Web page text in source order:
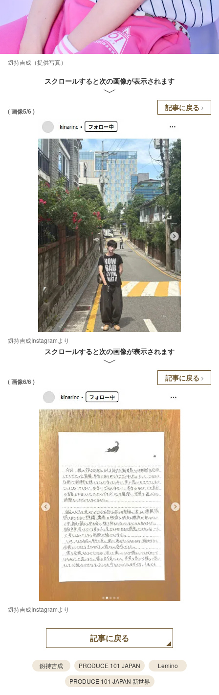
釼持吉成（提供写真）
スクロールすると次の画像が表示されます
( 画像5/6 ) 記事に戻る
釼持吉成Instagramより
スクロールすると次の画像が表示されます
( 画像6/6 ) 記事に戻る
釼持吉成Instagramより
記事に戻る
釼持吉成 PRODUCE 101 JAPAN
Lemino
PRODUCE 101 JAPAN 新世界